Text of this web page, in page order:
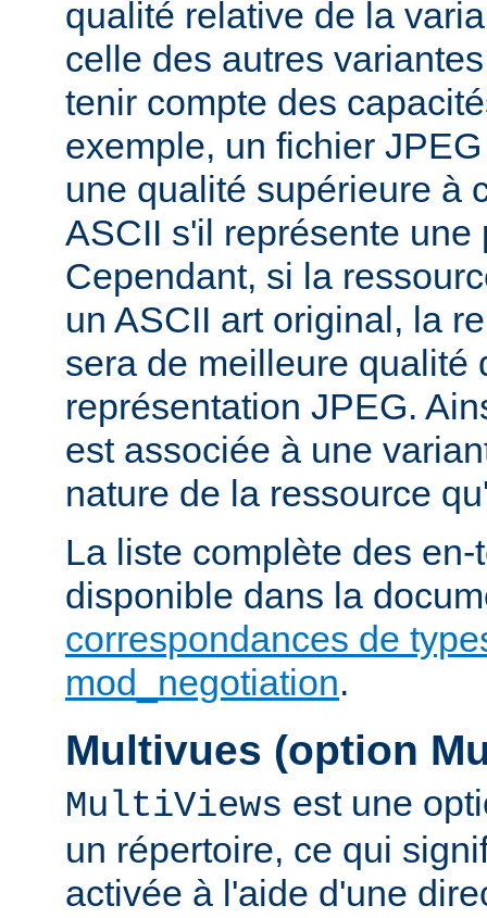
qualité relative de la
celle des autres
tenir compte des
exemple, un fichier
une qualité supérieure à
ASCII s'il représente une
Cependant, si la
un ASCII art original, la
sera de meilleure qualité
représentation JPEG.
est associée à une
nature de la ressource
La liste complète des
disponible dans la
correspondances de
mod_negotiation.
Multivues (option
MultiViews est une
un répertoire, ce qui
activée à l'aide d'une